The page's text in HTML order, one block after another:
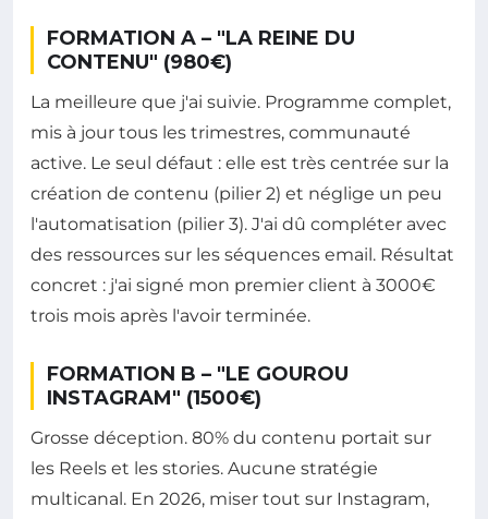
FORMATION A – "LA REINE DU
CONTENU" (980€)
La meilleure que j'ai suivie. Programme complet,
mis à jour tous les trimestres, communauté
active. Le seul défaut : elle est très centrée sur la
création de contenu (pilier 2) et néglige un peu
l'automatisation (pilier 3). J'ai dû compléter avec
des ressources sur les séquences email. Résultat
concret : j'ai signé mon premier client à 3000€
trois mois après l'avoir terminée.
FORMATION B – "LE GOUROU
INSTAGRAM" (1500€)
Grosse déception. 80% du contenu portait sur
les Reels et les stories. Aucune stratégie
multicanal. En 2026, miser tout sur Instagram,